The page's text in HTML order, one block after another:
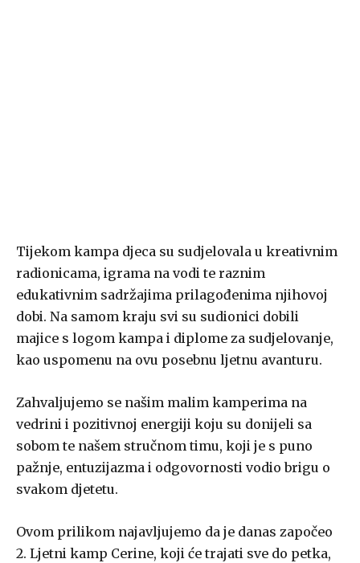
Tijekom kampa djeca su sudjelovala u kreativnim
radionicama, igrama na vodi te raznim
edukativnim sadržajima prilagođenima njihovoj
dobi. Na samom kraju svi su sudionici dobili
majice s logom kampa i diplome za sudjelovanje,
kao uspomenu na ovu posebnu ljetnu avanturu.
Zahvaljujemo se našim malim kamperima na
vedrini i pozitivnoj energiji koju su donijeli sa
sobom te našem stručnom timu, koji je s puno
pažnje, entuzijazma i odgovornosti vodio brigu o
svakom djetetu.
Ovom prilikom najavljujemo da je danas započeo
2. Ljetni kamp Cerine, koji će trajati sve do petka,